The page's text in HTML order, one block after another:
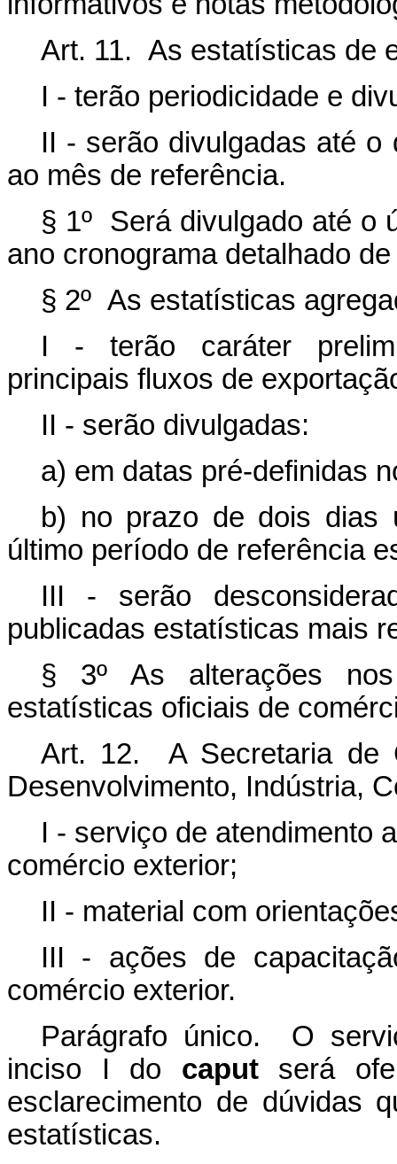
Art. 11. As estatísticas de
I - terão periodicidade e
II - serão divulgadas até o
ao mês de referência.
§ 1º Será divulgado até o
ano cronograma detalhado
§ 2º As estatísticas
I - terão caráter
principais fluxos de
II - serão divulgadas:
a) em datas pré-definidas
b) no prazo de dois dias
último período de referência
III - serão
publicadas estatísticas mais
§ 3º As alterações
estatísticas oficiais de
Art. 12. A Secretaria de
Desenvolvimento, Indústria,
I - serviço de atendimento
comércio exterior;
II - material com
III - ações de
comércio exterior.
Parágrafo único. O
inciso I do caputserá
esclarecimento de dúvidas
estatísticas.